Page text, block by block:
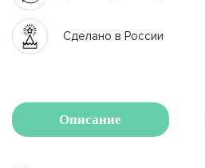
Сделано в России
Описание